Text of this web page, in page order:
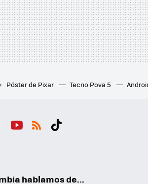
Póster de Pixar Tecno Pova 5
hablamos de...